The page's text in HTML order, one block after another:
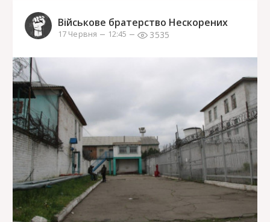
Військове братерство Нескорених
17 Червня 12:45 3535